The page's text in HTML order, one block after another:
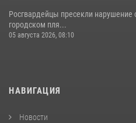
Росгвардейцы пресекли нарушение
городском пля...
05 августа 2026, 08:10
НАВИГАЦИЯ
Новости